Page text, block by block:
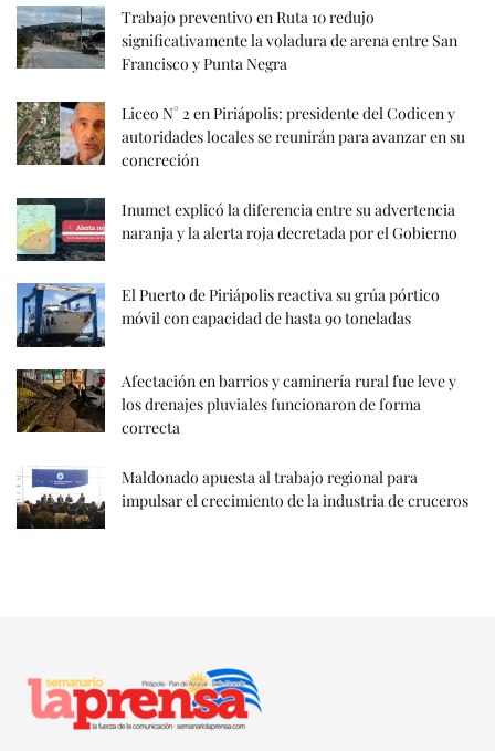
Trabajo preventivo en Ruta 10 redujo
significativamente la voladura de arena entre San
Francisco y Punta Negra
Liceo N° 2 en Piriápolis: presidente del Codicen y
autoridades locales se reunirán para avanzar en su
concreción
Inumet explicó la diferencia entre su advertencia
naranja y la alerta roja decretada por el Gobierno
El Puerto de Piriápolis reactiva su grúa pórtico
móvil con capacidad de hasta 90 toneladas
Afectación en barrios y caminería rural fue leve y
los drenajes pluviales funcionaron de forma
correcta
Maldonado apuesta al trabajo regional para
impulsar el crecimiento de la industria de cruceros